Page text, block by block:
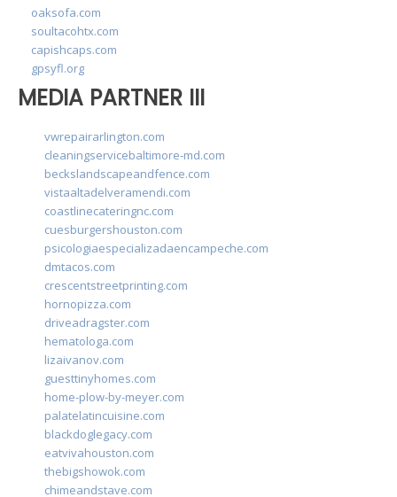
oaksofa.com
soultacohtx.com
capishcaps.com
gpsyfl.org
MEDIA PARTNER III
vwrepairarlington.com
cleaningservicebaltimore-md.com
beckslandscapeandfence.com
vistaaltadelveramendi.com
coastlinecateringnc.com
cuesburgershouston.com
psicologiaespecializadaencampeche.com
dmtacos.com
crescentstreetprinting.com
hornopizza.com
driveadragster.com
hematologa.com
lizaivanov.com
guesttinyhomes.com
home-plow-by-meyer.com
palatelatincuisine.com
blackdoglegacy.com
eatvivahouston.com
thebigshowok.com
chimeandstave.com